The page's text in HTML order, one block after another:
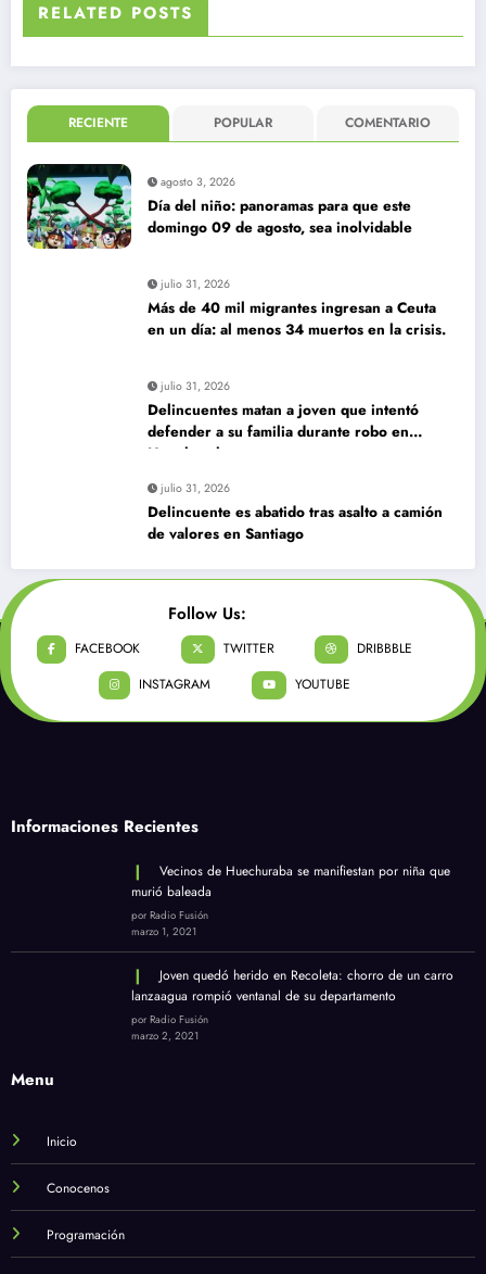
RELATED POSTS
RECIENTE POPULAR COMENTARIO
agosto 3, 2026
Día del niño: panoramas para que este
domingo 09 de agosto, sea inolvidable
julio 31, 2026
Más de 40 mil migrantes ingresan a Ceuta
en un día: al menos 34 muertos en la crisis.
julio 31, 2026
Delincuentes matan a joven que intentó
defender a su familia durante robo en
Huechuraba
julio 31, 2026
Delincuente es abatido tras asalto a camión
de valores en Santiago
Follow Us:
FACEBOOK TWITTER
DRIBBBLE
INSTAGRAM
YOUTUBE
Informaciones Recientes
Vecinos de Huechuraba se manifiestan por niña que
murió baleada
por Radio Fusión
marzo 1, 2021
Joven quedó herido en Recoleta: chorro de un carro
lanzaagua rompió ventanal de su departamento
por Radio Fusión
marzo 2, 2021
Menu
Inicio
Conocenos
Programación